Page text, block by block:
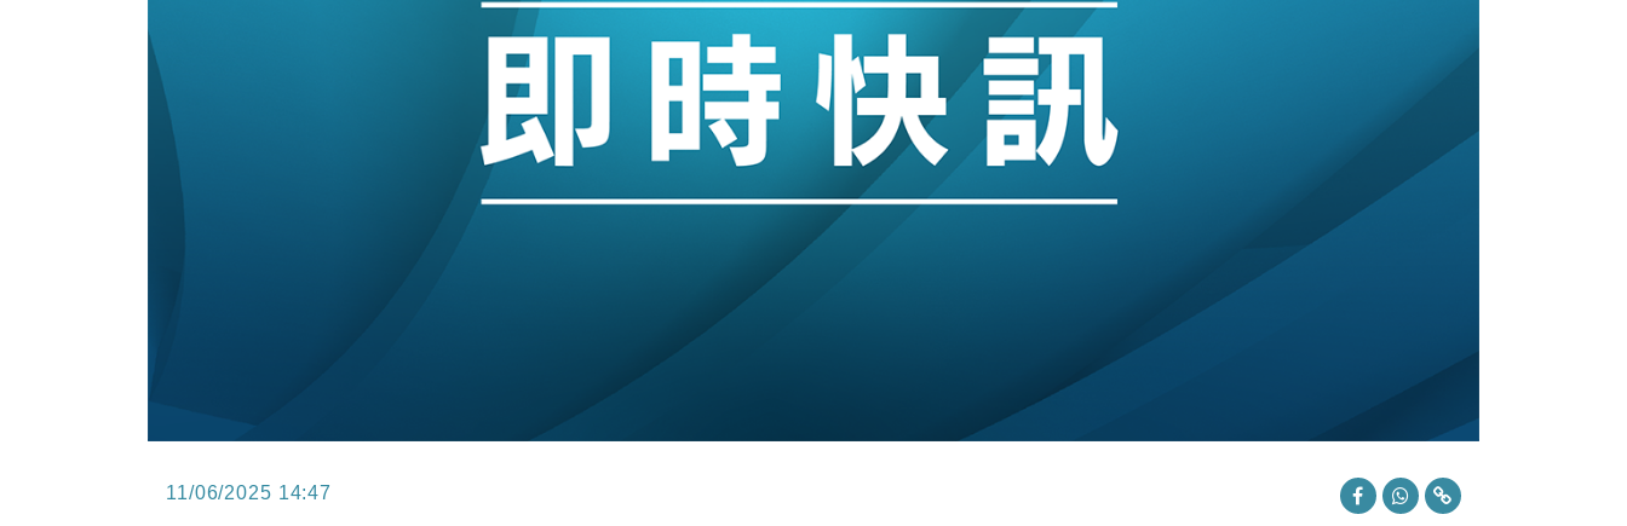
財經｜韓股反覆波動收跌 連挫7周創逾3年最長跌勢
財經｜內地7月美元計價出口增近24%勝預期 貿易順差達1125億美元
12:44 財經｜日本春季三度入市撐日圓 4月單日斥6.28萬億日圓干預創新高
11:12 國際｜特朗普料美伊戰事快結束 承認部分彈藥庫存緊張
15:59 財經｜SA售股自救後再出手 斥4億美元押注未上市公司
11/06/2025 14:47